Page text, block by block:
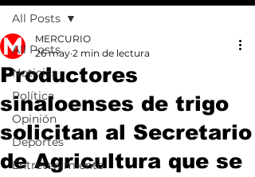
All Posts
Noticias
Política
Opinión
Deportes
Entretenimiento
All Posts
Productores
sinaloenses de trigo
solicitan al Secretario
de Agricultura que se
MERCURIO
26 may 2 min de lectura